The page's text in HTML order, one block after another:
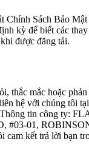
Chính Sách Bảo
kỳ để biết các
được đăng tải.
thắc mắc hoặc
hệ với chúng tôi tại
tin công ty:
#03-01,
cam kết trả lời bạn